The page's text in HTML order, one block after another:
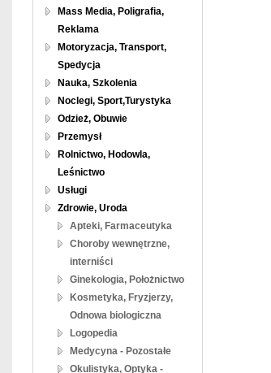
Mass Media, Poligrafia,
Reklama
Motoryzacja, Transport,
Spedycja
Nauka, Szkolenia
Noclegi, Sport,Turystyka
Odzież, Obuwie
Przemysł
Rolnictwo, Hodowla,
Leśnictwo
Usługi
Zdrowie, Uroda
Apteki, Farmaceutyka
Choroby wewnętrzne,
interniści
Ginekologia, Położnictwo
Kosmetyka, Fryzjerzy,
Odnowa biologiczna
Logopedia
Medycyna - Pozostałe
Okulistyka, Optyka -